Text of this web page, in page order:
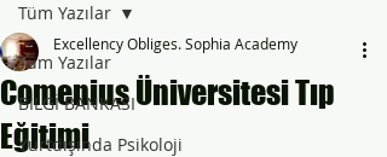
Tüm Yazılar
BİLGİ BANKASI
Yurtdışında Psikoloji
Tüm Yazılar
Comenius Üniversitesi Tıp
Eğitimi
Excellency Obliges. Sophia Academy